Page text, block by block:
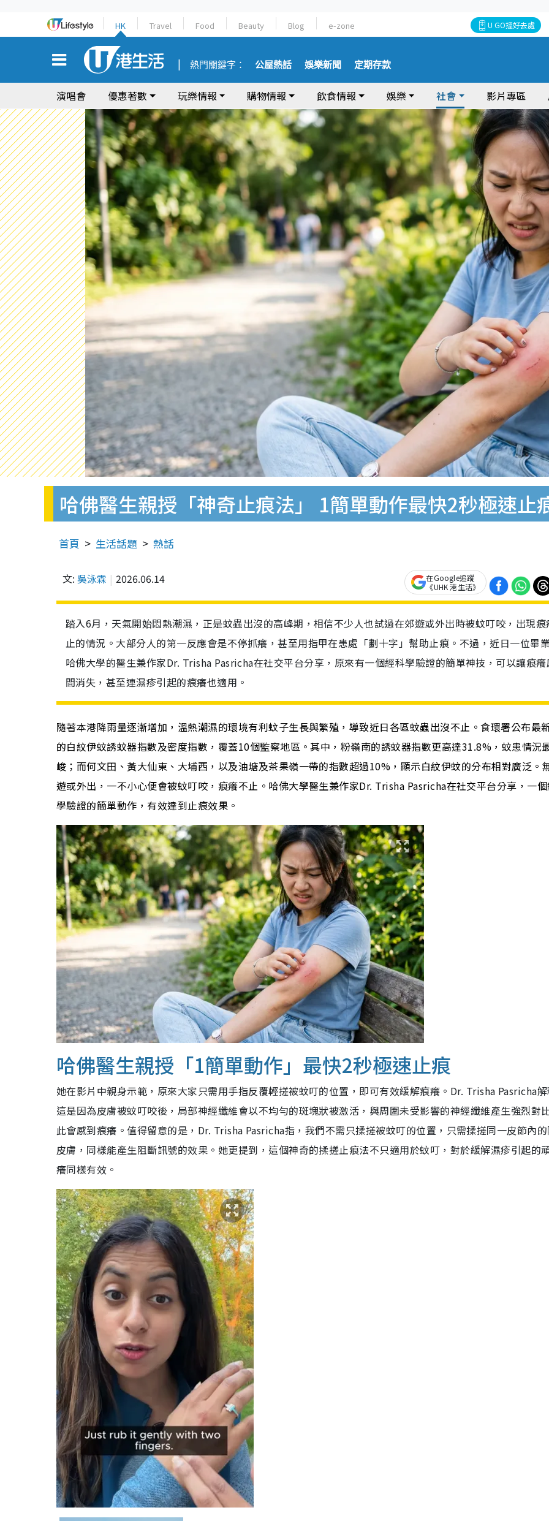
HK Travel Food Beauty Blog e-zone U GO搵好去處
熱門關鍵字： 公屋熱話 娛樂新聞 定期存款
演唱會 優惠著數 玩樂情報 購物情報 飲食情報 娛樂 社會 影片專區
哈佛醫生親授「神奇止痕法」 1簡單動作最快2秒極速止
首頁 生活話題 熱話
文: 吳泳霖 2026.06.14
在Google追蹤
《UHK 港生活》
踏入6月，天氣開始悶熱潮濕，正是蚊蟲出沒的高峰期，相信不少人也試過在郊遊或外出時被蚊叮咬，出現痕
止的情況。大部分人的第一反應會是不停抓癢，甚至用指甲在患處「劃十字」幫助止痕。不過，近日一位畢
哈佛大學的醫生兼作家Dr. Trisha Pasricha在社交平台分享，原來有一個經科學驗證的簡單神技，可以讓痕
間消失，甚至連濕疹引起的痕癢也適用。
隨著本港降雨量逐漸增加，溫熱潮濕的環境有利蚊子生長與繁殖，導致近日各區蚊蟲出沒不止。 食環署公布最
的白紋伊蚊誘蚊器指數及密度指數，覆蓋10個監察地區。其中，粉嶺南的誘蚊器指數更高達31.8%，蚊患情況
峻；而何文田、黃大仙東、大埔西，以及油塘及茶果嶺一帶的指數超過10%，顯示白紋伊蚊的分布相對廣泛。
遊或外出，一不小心便會被蚊叮咬，痕癢不止。 哈佛大學醫生兼作家Dr. Trisha Pasricha在社交平台分享，一
學驗證的簡單動作，有效達到止痕效果。
哈佛醫生親授「1簡單動作」最快2秒極速止痕
她在影片中親身示範，原來大家只需用手指反覆輕搓被蚊叮的位置，即可有效緩解痕癢。Dr. Trisha Pasricha
這是因為皮膚被蚊叮咬後，局部神經纖維會以不均勻的斑塊狀被激活，與周圍未受影響的神經纖維產生強烈對
此會感到痕癢。 值得留意的是，Dr. Trisha Pasricha指，我們不需只揉搓被蚊叮的位置，只需揉搓同一皮節內
皮膚，同樣能產生阻斷訊號的效果。她更提到，這個神奇的揉搓止痕法不只適用於蚊叮，對於緩解濕疹引起的
癢同樣有效。